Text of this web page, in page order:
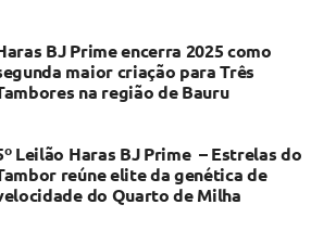
BJ Prime encerra 2025 como
maior criação para Três
na região de Bauru
Leilão Haras BJ Prime – Estrelas do
reúne elite da genética de
do Quarto de Milha